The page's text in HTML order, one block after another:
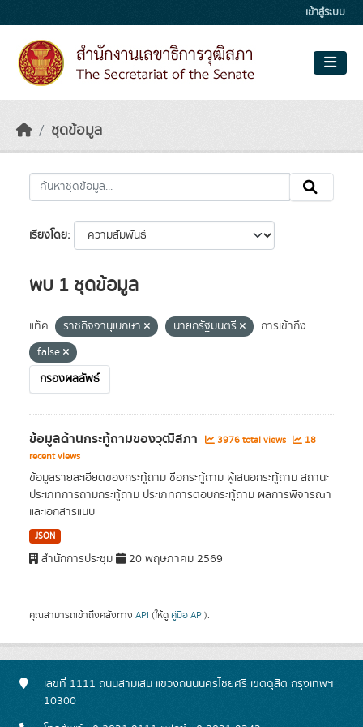
เข้าสู่ระบบ
ชุดข้อมูล
เรียงโดย
พบ 1 ชุดข้อมูล
แท็ค: ราชกิจจานุเบกษา นายกรัฐมนตรี
การเข้าถึง:
false
กรองผลลัพธ์
ข้อมูลด้านกระทู้ถามของวุฒิสภา 3976 total views
18
recent views
ข้อมูลรายละเอียดของกระทู้ถาม ชื่อกระทู้ถาม ผู้เสนอกระทู้ถาม สถานะ
ประเภทการถามกระทู้ถาม ประเภทการตอบกระทู้ถาม ผลการพิจารณา
และเอกสารแนบ
JSON
สำนักการประชุม 20 พฤษภาคม 2569
คุณสามารถเข้าถึงคลังทาง API (ให้ดู คู่มือ API).
เลขที่ 1111 ถนนสามเสน แขวงถนนนครไชยศรี เขตดุสิต กรุงเทพฯ
10300